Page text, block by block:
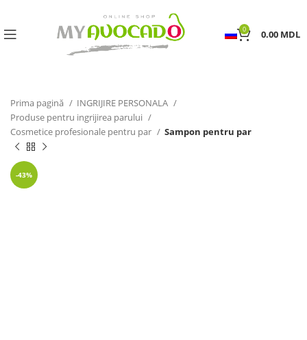
0 0.00 MDL
Prima pagină
INGRIJIRE PERSONALA
Produse pentru ingrijirea parului
Cosmetice profesionale pentru par
Sampon pentru par
-43%